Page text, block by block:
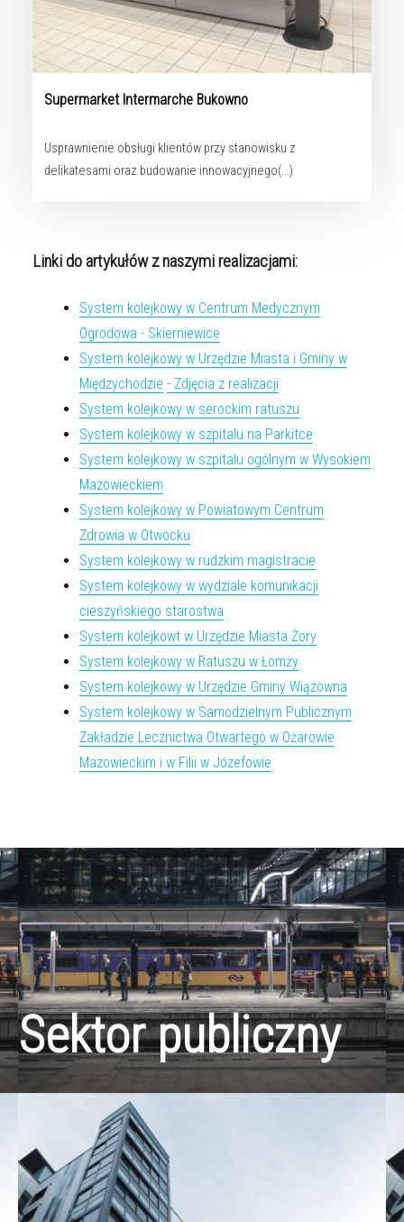
Supermarket Intermarche Bukowno
Usprawnienie obsługi klientów przy stanowisku z
delikatesami oraz budowanie innowacyjnego(...)
Linki do artykułów z naszymi realizacjami:
System kolejkowy w Centrum Medycznym
Ogrodowa - Skierniewice
System kolejkowy w Urzędzie Miasta i Gminy w
Międzychodzie - Zdjęcia z realizacji
System kolejkowy w serockim ratuszu
System kolejkowy w szpitalu na Parkitce
System kolejkowy w szpitalu ogólnym w Wysokiem
Mazowieckiem
System kolejkowy w Powiatowym Centrum
Zdrowia w Otwocku
System kolejkowy w rudzkim magistracie
System kolejkowy w wydziale komunikacji
cieszyńskiego starostwa
System kolejkowt w Urzędzie Miasta Żory
System kolejkowy w Ratuszu w Łomży
System kolejkowy w Urzędzie Gminy Wiązowna
System kolejkowy w Samodzielnym Publicznym
Zakładzie Lecznictwa Otwartego w Ożarowie
Mazowieckim i w Filii w Józefowie
Sektor publiczny